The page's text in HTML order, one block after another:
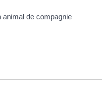
animal de compagnie